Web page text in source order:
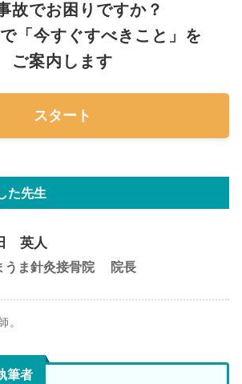
故でお困りですか？
「今すぐすべきこと」を
ご案内します
スタート
た先生
英人
うま針灸接骨院
院長
。
筆者